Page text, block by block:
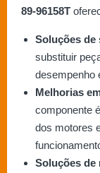
89-96158T
Soluções de
substituir
desempenho
Melhorias
componente
dos motores
Soluções de